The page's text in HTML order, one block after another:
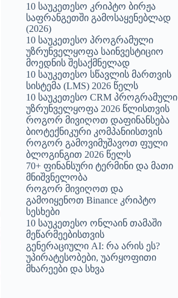
10 საუკეთესო კრიპტო ბირჟა
საფრანგეთში გამოსაყენებლად
(2026)
10 საუკეთესო პროგრამული
უზრუნველყოფა საინვესტიციო
მოედნის შესაქმნელად
10 საუკეთესო სწავლის მართვის
სისტემა (LMS) 2026 წელს
10 საუკეთესო CRM პროგრამული
უზრუნველყოფა 2026 წლისთვის
როგორ მივიღოთ დაფინანსება
ბიოტექნიკური კომპანიისთვის
როგორ გამოვიმუშავოთ ფული
ბლოგინგით 2026 წელს
70+ ფინანსური ტერმინი და მათი
მნიშვნელობა
როგორ მივიღოთ და
გამოიყენოთ Binance კრიპტო
სესხები
10 საუკეთესო ონლაინ თამაში
მეწარმეებისთვის
გენერაციული AI: რა არის ეს?
უპირატესობები, უარყოფითი
მხარეები და სხვა